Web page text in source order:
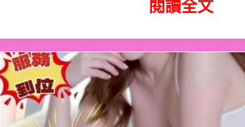
閱讀全文